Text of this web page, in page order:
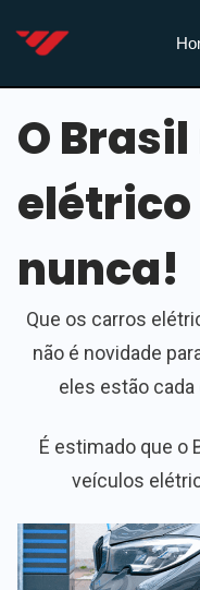
O
elétrico
nunca!
Que os carros
não é novidade
eles estão
É estimado que o
veículos